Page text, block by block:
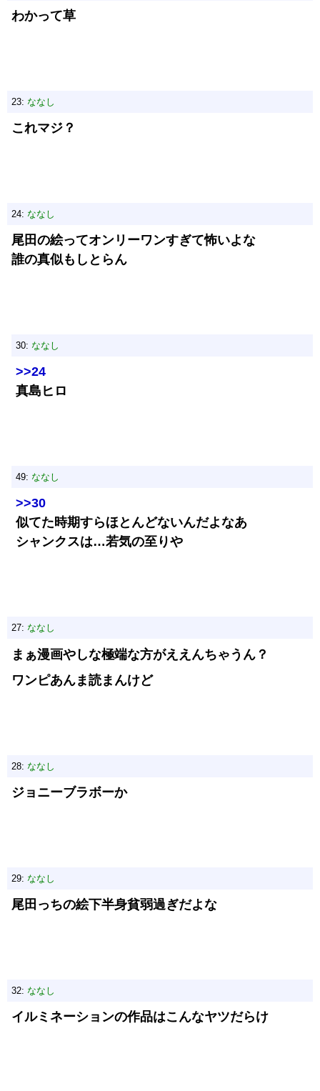
わかって草
23: ななし
これマジ？
24: ななし
尾田の絵ってオンリーワンすぎて怖いよな
誰の真似もしとらん
30: ななし
>>24
真島ヒロ
49: ななし
>>30
似てた時期すらほとんどないんだよなあ
シャンクスは…若気の至りや
27: ななし
まぁ漫画やしな極端な方がええんちゃうん？
ワンピあんま読まんけど
28: ななし
ジョニーブラボーか
29: ななし
尾田っちの絵下半身貧弱過ぎだよな
32: ななし
イルミネーションの作品はこんなヤツだらけ